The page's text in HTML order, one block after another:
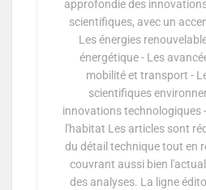
approfondie des
scientifiques, avec un
Les énergies
énergétique - Les
mobilité et transport -
scientifiques
innovations technologiques
l'habitat Les articles sont
du détail technique tout en
couvrant aussi bien
des analyses. La ligne